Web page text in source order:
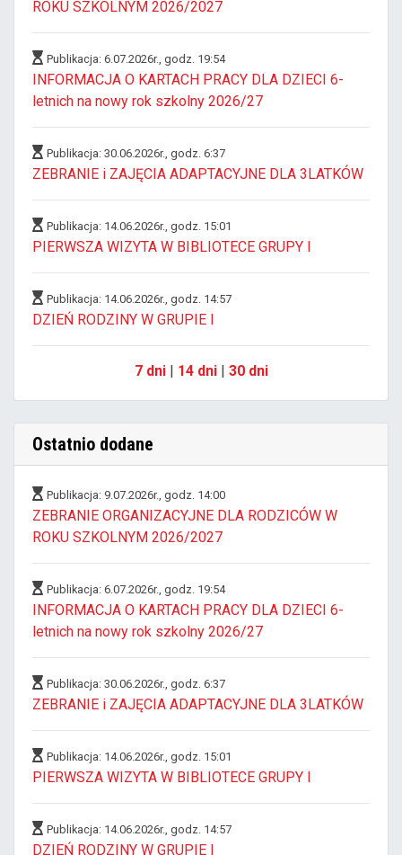
ROKU SZKOLNYM 2026/2027
Publikacja: 6.07.2026r., godz. 19:54
INFORMACJA O KARTACH PRACY DLA DZIECI 6-
letnich na nowy rok szkolny 2026/27
Publikacja: 30.06.2026r., godz. 6:37
ZEBRANIE i ZAJĘCIA ADAPTACYJNE DLA 3LATKÓW
Publikacja: 14.06.2026r., godz. 15:01
PIERWSZA WIZYTA W BIBLIOTECE GRUPY I
Publikacja: 14.06.2026r., godz. 14:57
DZIEŃ RODZINY W GRUPIE I
7 dni| 14 dni| 30 dni
Ostatnio dodane
Publikacja: 9.07.2026r., godz. 14:00
ZEBRANIE ORGANIZACYJNE DLA RODZICÓW W
ROKU SZKOLNYM 2026/2027
Publikacja: 6.07.2026r., godz. 19:54
INFORMACJA O KARTACH PRACY DLA DZIECI 6-
letnich na nowy rok szkolny 2026/27
Publikacja: 30.06.2026r., godz. 6:37
ZEBRANIE i ZAJĘCIA ADAPTACYJNE DLA 3LATKÓW
Publikacja: 14.06.2026r., godz. 15:01
PIERWSZA WIZYTA W BIBLIOTECE GRUPY I
Publikacja: 14.06.2026r., godz. 14:57
DZIEŃ RODZINY W GRUPIE I